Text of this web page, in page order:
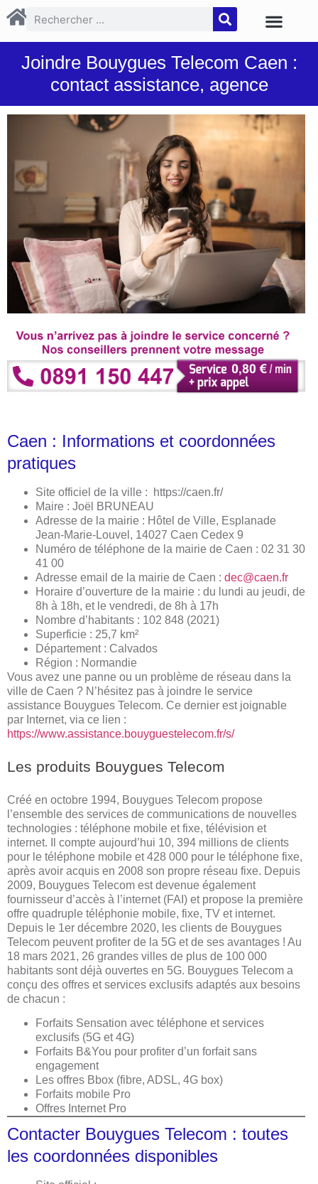
Joindre Bouygues Telecom Caen :
contact assistance, agence
Caen : Informations et coordonnées
pratiques
Site officiel de la ville :
https://caen.fr/
Maire : Joël BRUNEAU
Adresse de la mairie : Hôtel de Ville, Esplanade
Jean-Marie-Louvel, 14027 Caen Cedex 9
Numéro de téléphone de la mairie de Caen : 02 31 30
41 00
Adresse email de la mairie de Caen : dec@caen.fr
Horaire d’ouverture de la mairie : du lundi au jeudi, de
8h à 18h, et le vendredi, de 8h à 17h
Nombre d’habitants : 102 848 (2021)
Superficie : 25,7 km²
Département : Calvados
Région : Normandie
Vous avez une panne ou un problème de réseau dans la
ville de Caen ? N’hésitez pas à joindre le service
assistance Bouygues Telecom. Ce dernier est joignable
par Internet, via ce lien :
https://www.assistance.bouyguestelecom.fr/s/
Les produits Bouygues Telecom
Créé en octobre 1994, Bouygues Telecom propose
l’ensemble des services de communications de nouvelles
technologies : téléphone mobile et fixe, télévision et
internet. Il compte aujourd’hui 10, 394 millions de clients
pour le téléphone mobile et 428 000 pour le téléphone fixe,
après avoir acquis en 2008 son propre réseau fixe. Depuis
2009, Bouygues Telecom est devenue également
fournisseur d’accès à l’internet (FAI) et propose la première
offre quadruple téléphonie mobile, fixe, TV et internet.
Depuis le 1er décembre 2020, les clients de Bouygues
Telecom peuvent profiter de la 5G et de ses avantages ! Au
18 mars 2021, 26 grandes villes de plus de 100 000
habitants sont déjà ouvertes en 5G. Bouygues Telecom a
conçu des offres et services exclusifs adaptés aux besoins
de chacun :
Forfaits Sensation avec téléphone et services
exclusifs (5G et 4G)
Forfaits B&You pour profiter d’un forfait sans
engagement
Les offres Bbox (fibre, ADSL, 4G box)
Forfaits mobile Pro
Offres Internet Pro
Contacter Bouygues Telecom : toutes
les coordonnées disponibles